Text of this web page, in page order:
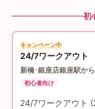
初
キャンペーン中
24/7ワークアウト
新橋･銀座店銀座駅か
初心者向け
24/7ワークアウト